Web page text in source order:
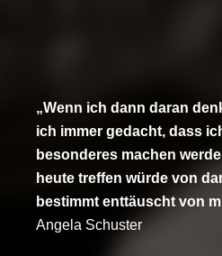
„Wenn ich dann daran
ich immer gedacht, dass
besonderes machen
heute treffen würde von
bestimmt enttäuscht von
Angela Schuster